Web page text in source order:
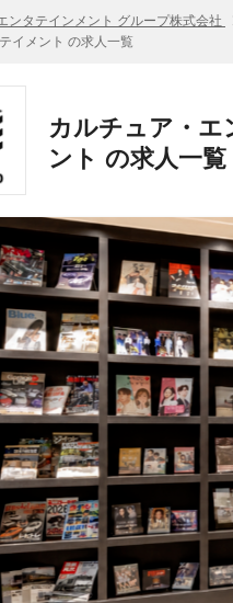
ンタテインメント グループ株式会社
イメント の求人一覧
カルチュア・エ
ント の求人一覧